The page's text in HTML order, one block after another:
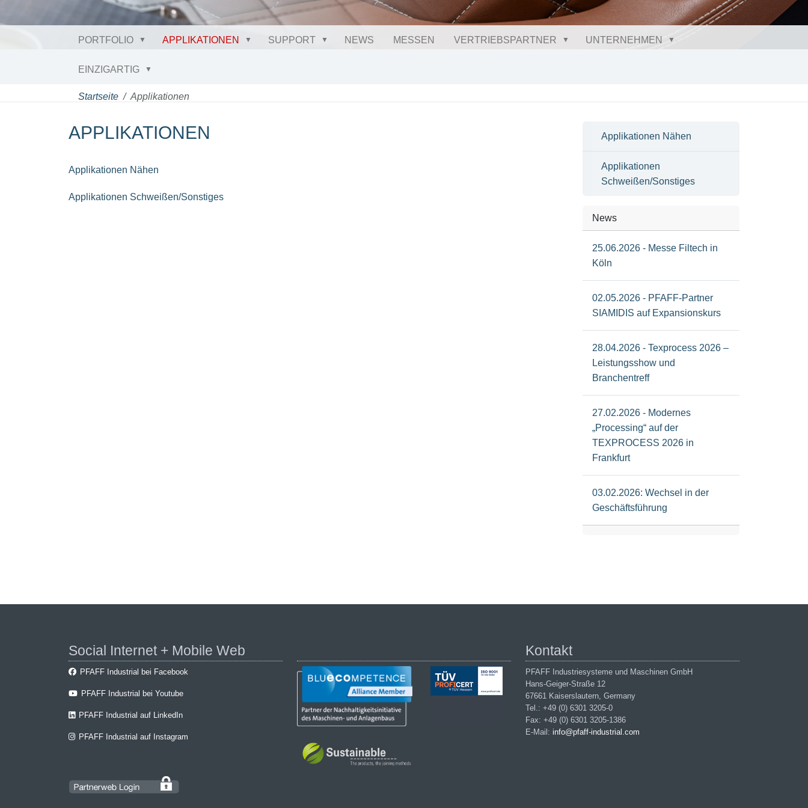
PORTFOLIO APPLIKATIONEN SUPPORT NEWS MESSEN VERTRIEBSPARTNER UNTERNEHMEN
EINZIGARTIG
Startseite Applikationen
APPLIKATIONEN
Applikationen Nähen
Applikationen Schweißen/Sonstiges
Applikationen Nähen
Applikationen
Schweißen/Sonstiges
News
25.06.2026 - Messe Filtech in
Köln
02.05.2026 - PFAFF-Partner
SIAMIDIS auf Expansionskurs
28.04.2026 - Texprocess 2026 –
Leistungsshow und
Branchentreff
27.02.2026 - Modernes
„Processing“ auf der
TEXPROCESS 2026 in
Frankfurt
03.02.2026: Wechsel in der
Geschäftsführung
Social Internet + Mobile Web
PFAFF Industrial bei Facebook
PFAFF Industrial bei Youtube
PFAFF Industrial auf LinkedIn
PFAFF Industrial auf Instagram
Kontakt
PFAFF Industriesysteme und Maschinen GmbH
Hans-Geiger-Straße 12
67661 Kaiserslautern, Germany
Tel.: +49 (0) 6301 3205-0
Fax: +49 (0) 6301 3205-1386
E-Mail: info@pfaff-industrial.com